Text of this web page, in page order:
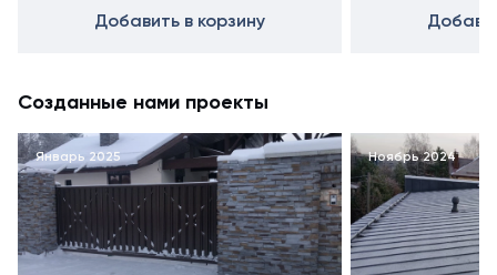
Добавить в корзину
Созданные нами проекты
Январь 2025 Ноябрь 2024